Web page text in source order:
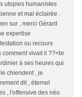
utopies humanistes
et mal éclairée .
sur , merci Gérard
expertise
ou recours
comment vivait il ??<br
à ses heures qui
chiendent , je
dit , éternel
, l'offensive des néo